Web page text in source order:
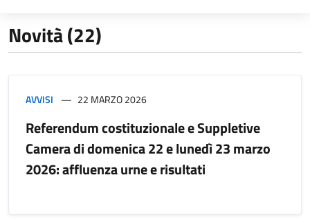
Novità (22)
AVVISI 22 MARZO 2026
Referendum costituzionale e Suppletive
Camera di domenica 22 e lunedì 23 marzo
2026: affluenza urne e risultati